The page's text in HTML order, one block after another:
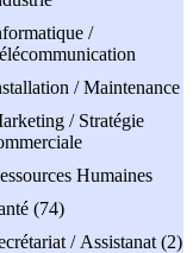
/
/ Maintenance
/ Stratégie
Humaines
(74)
/ Assistanat (2)